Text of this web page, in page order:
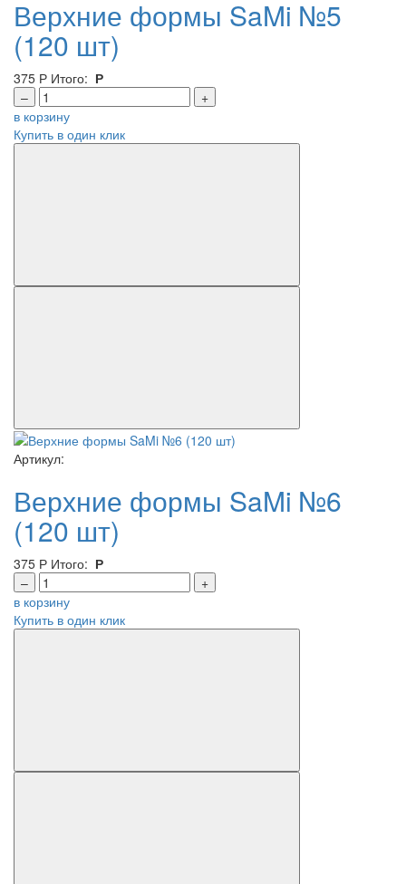
Верхние формы SaMi №5
(120 шт)
375 Р Итого: Р
–
+
в корзину
Купить в один клик
Артикул:
Верхние формы SaMi №6
(120 шт)
375 Р Итого: Р
–
+
в корзину
Купить в один клик